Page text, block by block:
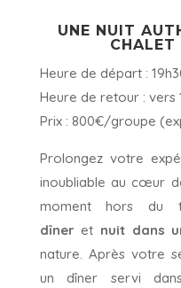
UNE NUIT
CHALET
Heure de départ :
Heure de retour : vers
Prix : 800€/groupe
Prolongez votre
inoubliable au cœur
moment hors du
dîner et nuit dans
nature. Après votre
un dîner servi